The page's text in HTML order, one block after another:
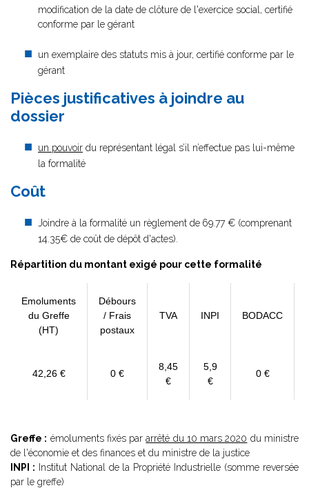
modification de la date de clôture de l'exercice social, certifié
conforme par le gérant
un exemplaire des statuts mis à jour, certifié conforme par le
gérant
Pièces justificatives à joindre au
dossier
un pouvoir du représentant légal s’il n’effectue pas lui-même
la formalité
Coût
Joindre à la formalité un règlement de 69.77 € (comprenant
14.35€ de coût de dépôt d'actes).
Répartition du montant exigé pour cette formalité
Emoluments
du Greffe
(HT)
Débours
/ Frais
postaux
TVA INPI BODACC
42,26 € 0 €
8,45
€
5,9
€
0 €
Greffe : émoluments fixés pararrêté du 10 mars 2020 du ministre
de l'économie et des finances et du ministre de la justice
INPI : Institut National de la Propriété Industrielle (somme reversée
par le greffe)